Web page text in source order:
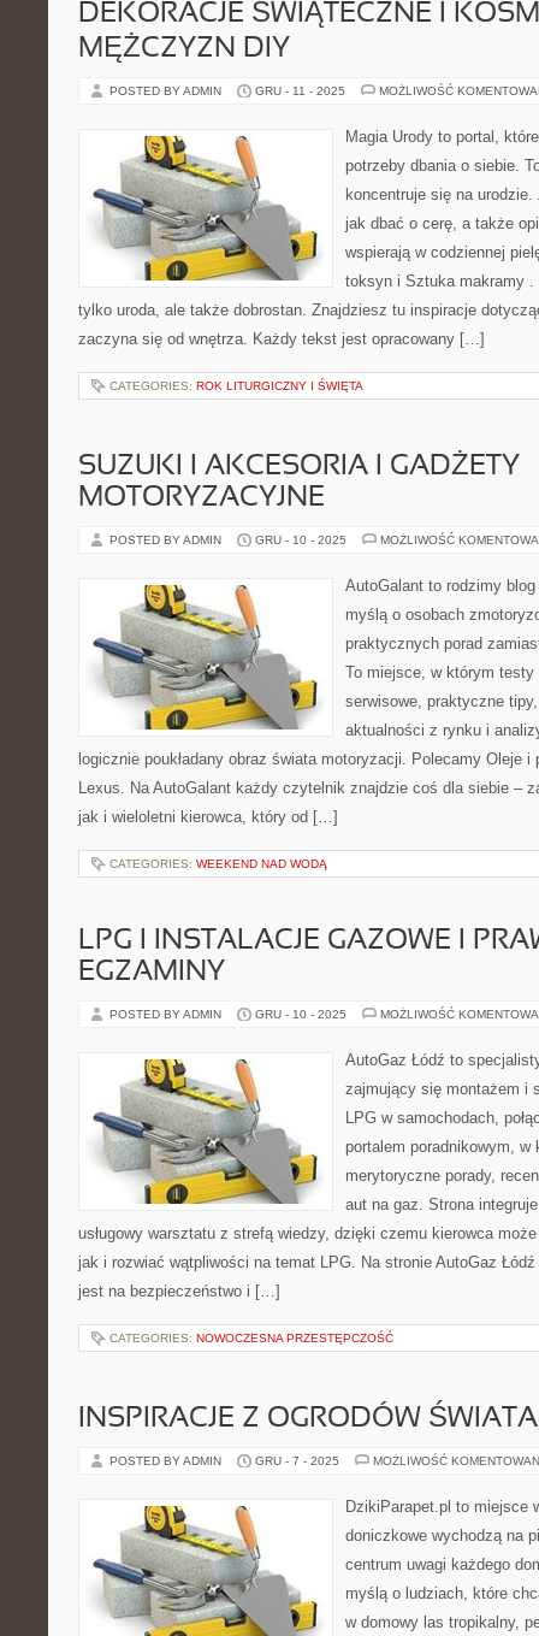
DEKORACJE ŚWIĄTECZNE I
MĘŻCZYZN DIY
POSTED BY ADMIN GRU - 11 - 2025 MOŻLIWOŚĆ
Magia Urody to portal,
potrzeby dbania o siebie.
koncentruje się na
jak dbać o cerę, a także
wspierają w codziennej
toksyn i Sztuka makramy .
tylko uroda, ale także dobrostan. Znajdziesz tu inspiracje
zaczyna się od wnętrza. Każdy tekst jest opracowany […]
CATEGORIES: ROK LITURGICZNY I ŚWIĘTA
SUZUKI I AKCESORIA I GADŻETY
MOTORYZACYJNE
POSTED BY ADMIN GRU - 10 - 2025 MOŻLIWOŚĆ
AutoGalant to rodzimy
myślą o osobach
praktycznych porad
To miejsce, w którym testy
serwisowe, praktyczne
aktualności z rynku i
logicznie poukładany obraz świata motoryzacji. Polecamy Oleje i
Lexus. Na AutoGalant każdy czytelnik znajdzie coś dla siebie –
jak i wieloletni kierowca, który od […]
CATEGORIES: WEEKEND NAD WODĄ
LPG I INSTALACJE GAZOWE I
EGZAMINY
POSTED BY ADMIN GRU - 10 - 2025 MOŻLIWOŚĆ
AutoGaz Łódź to
zajmujący się montażem i
LPG w samochodach,
portalem poradnikowym, w
merytoryczne porady,
aut na gaz. Strona
usługowy warsztatu z strefą wiedzy, dzięki czemu kierowca
jak i rozwiać wątpliwości na temat LPG. Na stronie AutoGaz
jest na bezpieczeństwo i […]
CATEGORIES: NOWOCZESNA PRZESTĘPCZOŚĆ
INSPIRACJE Z OGRODÓW ŚWIATA
POSTED BY ADMIN GRU - 7 - 2025 MOŻLIWOŚĆ
DzikiParapet.pl to miejsce
doniczkowe wychodzą na
centrum uwagi każdego
myślą o ludziach, które
w domowy las tropikalny,